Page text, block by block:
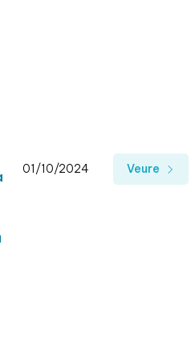
01/10/2024 Veure